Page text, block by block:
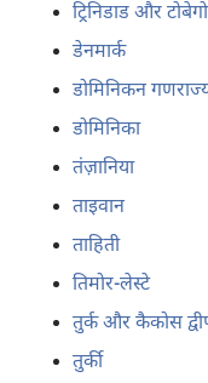
ट्रिनिडाड और टोबेगो
डेनमार्क
डोमिनिकन
डोमिनिका
तंज़ानिया
ताइवान
ताहिती
तिमोर-लेस्टे
तुर्क और कैकोस
तुर्की